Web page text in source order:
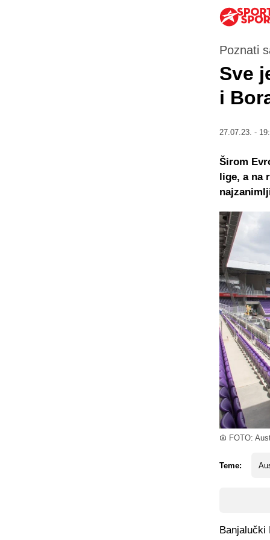
FOTO:
Poznati
Sve
i
27.07.23. -
Teme:
Širom
lige, a na